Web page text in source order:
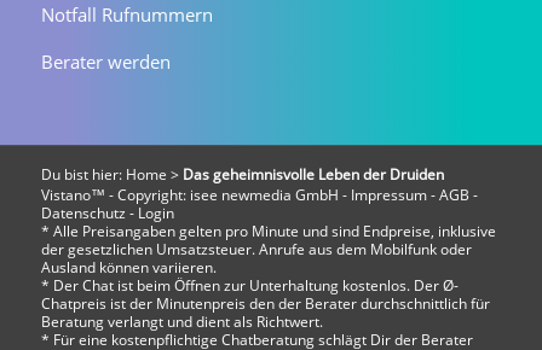
Notfall Rufnummern
Berater werden
Du bist hier: Home > Das geheimnisvolle Leben der Druiden
Vistano™ - Copyright: isee newmedia GmbH - Impressum-AGB -
Datenschutz - Login
* Alle Preisangaben gelten pro Minute und sind Endpreise, inklusive
der gesetzlichen Umsatzsteuer. Anrufe aus dem Mobilfunk oder
Ausland können variieren.
* Der Chat ist beim Öffnen zur Unterhaltung kostenlos. Der Ø-
Chatpreis ist der Minutenpreis den der Berater durchschnittlich für
Beratung verlangt und dient als Richtwert.
* Für eine kostenpflichtige Chatberatung schlägt Dir der Berater